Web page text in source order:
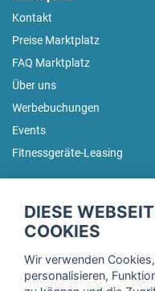
Kontakt
Preise Marktplatz
FAQ Marktplatz
Über uns
Werbebuchungen
Events
Fitnessgeräte-Leasing
Trage dich hier für unseren
DIESE
COOKIES
Wir verwenden
personalisieren,